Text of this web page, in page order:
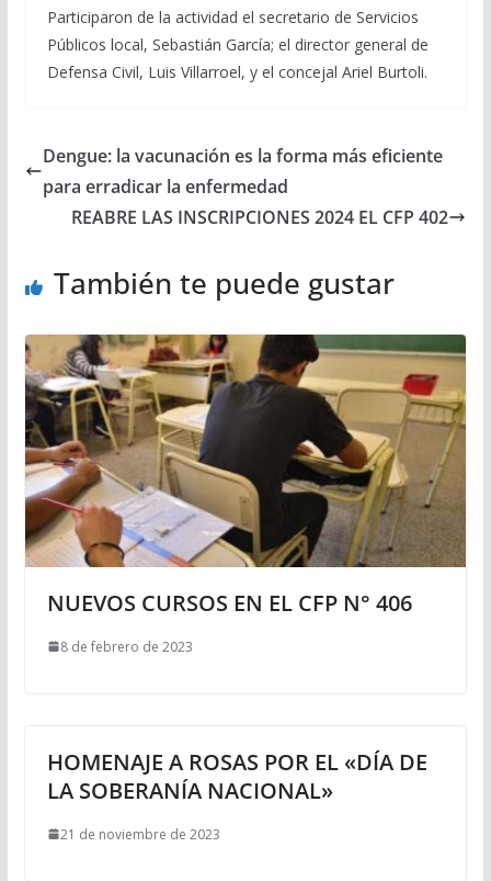
Participaron de la actividad el secretario de Servicios
Públicos local, Sebastián García; el director general de
Defensa Civil, Luis Villarroel, y el concejal Ariel Burtoli.
Dengue: la vacunación es la forma más eficiente
para erradicar la enfermedad
REABRE LAS INSCRIPCIONES 2024 EL CFP 402
También te puede gustar
NUEVOS CURSOS EN EL CFP N° 406
8 de febrero de 2023
HOMENAJE A ROSAS POR EL «DÍA DE
LA SOBERANÍA NACIONAL»
21 de noviembre de 2023